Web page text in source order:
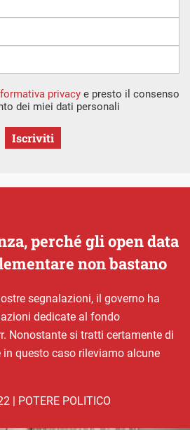
privacy e presto il consenso
dei miei dati personali
Iscriviti
perché gli open data
non bastano
segnalazioni, il governo ha
dedicate al fondo
Nonostante si tratti certamente di
questo caso rileviamo alcune
| POTERE POLITICO